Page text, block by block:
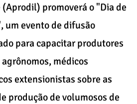
promoverá o "Dia de
um evento de difusão
para capacitar produtores
médicos
extensionistas sobre as
produção de volumosos de